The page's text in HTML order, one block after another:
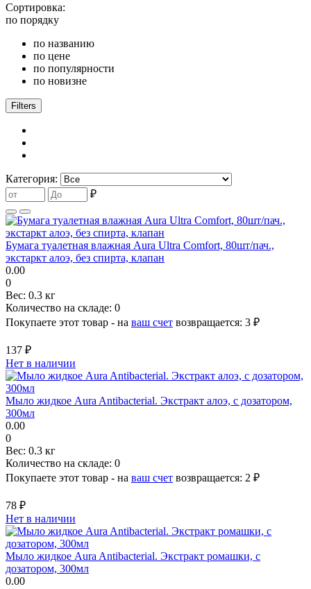
Сортировка:
по порядку
по названию
по цене
по популярности
по новизне
Filters
Категория:
₽
Бумага туалетная влажная Aura Ultra Comfort, 80шт/пач.,
экстаркт алоэ, без спирта, клапан
0.00
0
Вес: 0.3 кг
Количество на складе: 0
Покупаете этот товар - на ваш счет возвращается: 3 ₽
137 ₽
Нет в наличии
Мыло жидкое Aura Antibacterial. Экстракт алоэ, с дозатором,
300мл
0.00
0
Вес: 0.3 кг
Количество на складе: 0
Покупаете этот товар - на ваш счет возвращается: 2 ₽
78 ₽
Нет в наличии
Мыло жидкое Aura Antibacterial. Экстракт ромашки, с
дозатором, 300мл
0.00